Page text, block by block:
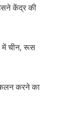
केंद्र की
में चीन, रूस
करने का